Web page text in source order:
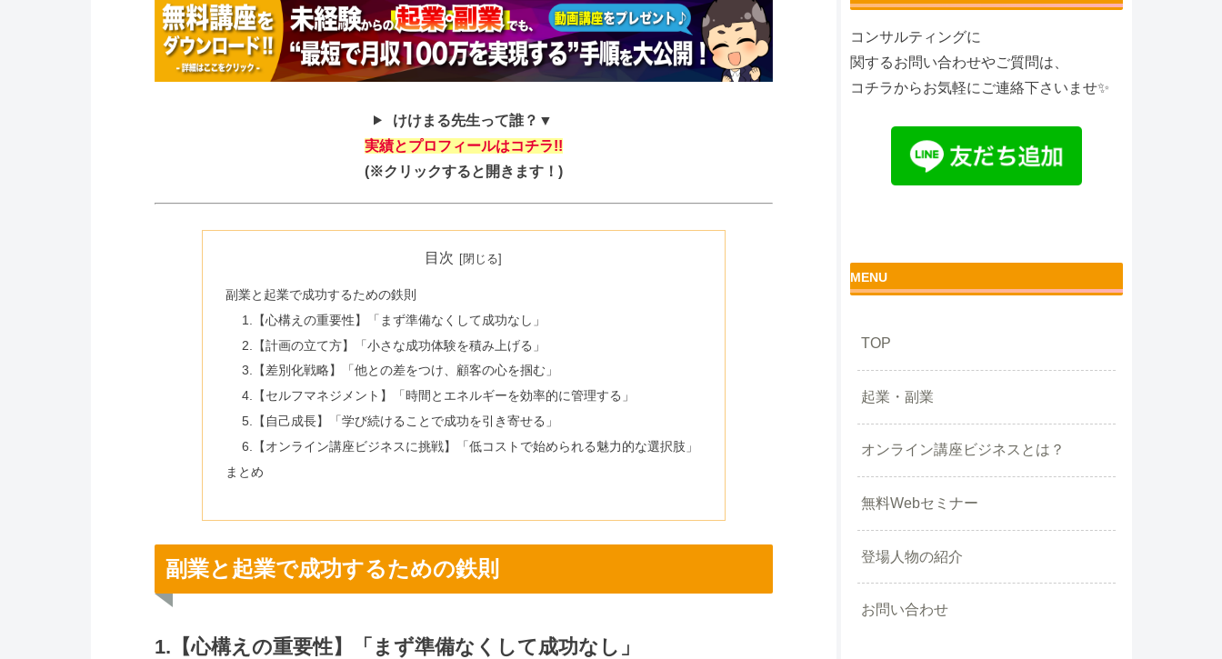
けけまる先生って誰？▼
実績とプロフィールはコチラ!!
(※クリックすると開きます！)
目次
副業と起業で成功するための鉄則
1.【心構えの重要性】「まず準備なくして成功なし」
2.【計画の立て方】「小さな成功体験を積み上げる」
3.【差別化戦略】「他との差をつけ、顧客の心を掴む」
4.【セルフマネジメント】「時間とエネルギーを効率的に管理する」
5.【自己成長】「学び続けることで成功を引き寄せる」
6.【オンライン講座ビジネスに挑戦】「低コストで始められる魅力的な選択肢」
まとめ
副業と起業で成功するための鉄則
1.【心構えの重要性】「まず準備なくして成功なし」
コンサルティングに
関するお問い合わせやご質問は、
コチラからお気軽にご連絡下さいませ✨
MENU
TOP
起業・副業
オンライン講座ビジネスとは？
無料Webセミナー
登場人物の紹介
お問い合わせ